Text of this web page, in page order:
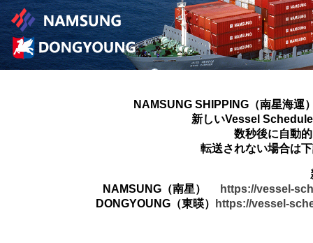
NAMSUNG SHIPPING（南星海運
新しいVessel
数秒後に自動
転送されない場合は
NAMSUNG（南星）
https://vessel-
DONGYOUNG（東暎）
https://vessel-